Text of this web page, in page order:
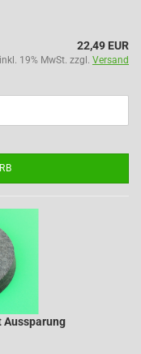
22,49 EUR
inkl. 19% MwSt. zzgl. Versand
Aussparung